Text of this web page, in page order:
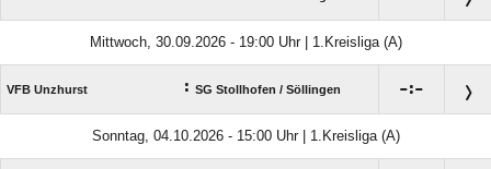
Mittwoch, 30.09.2026 - 19:00 Uhr | 1.Kreisliga (A)
VFB Unzhurst : SG Stollhofen /​ Söllingen :
Sonntag, 04.10.2026 - 15:00 Uhr | 1.Kreisliga (A)